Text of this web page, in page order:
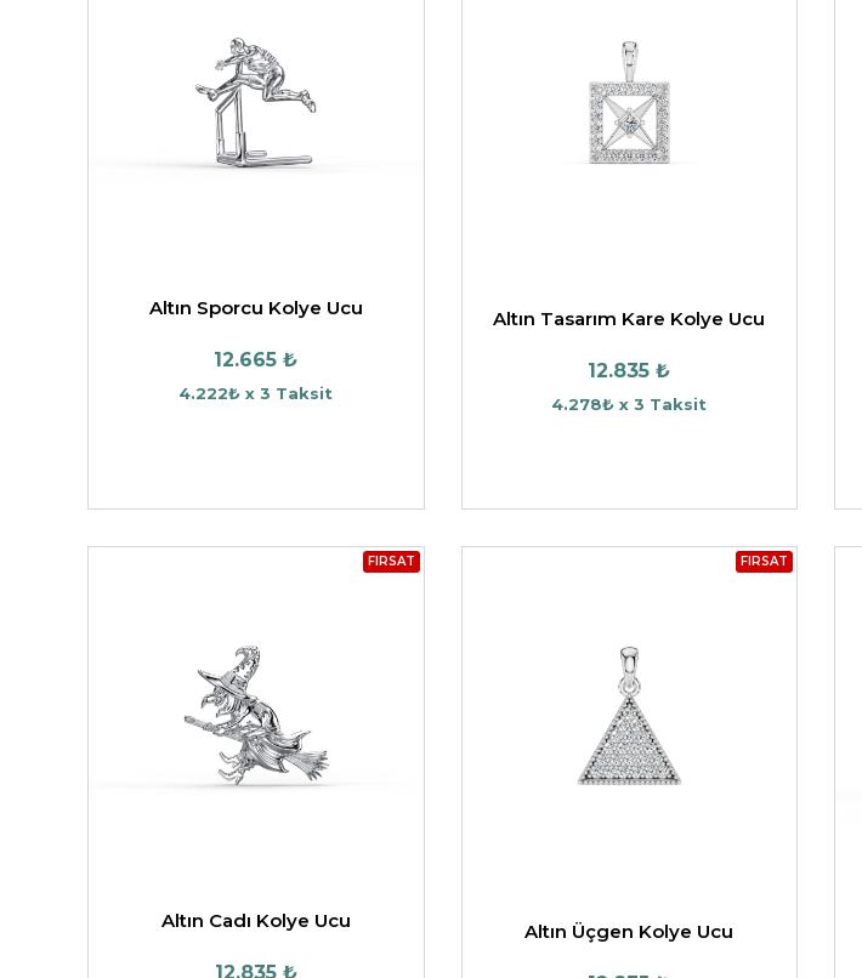
Altın Sporcu Kolye Ucu
12.665 ₺
4.222₺ x 3 Taksit
Altın Tasarım Kare Kolye Ucu
12.835 ₺
4.278₺ x 3 Taksit
FIRSAT
Altın Cadı Kolye Ucu
12.835 ₺
FIRSAT
Altın Üçgen Kolye Ucu